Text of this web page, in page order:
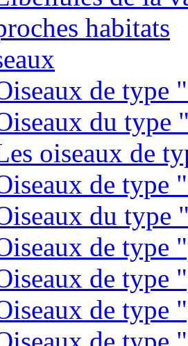
habitats
de type
du type
oiseaux de
de type
du type
de type
de type
de type